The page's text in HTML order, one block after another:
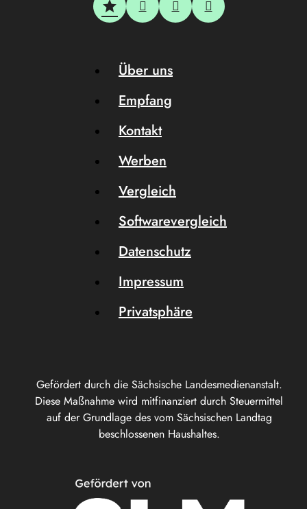
Gefördert durch die Sächsische Landesmedienanstalt.
Diese Maßnahme wird mitfinanziert durch Steuermittel
auf der Grundlage des vom Sächsischen Landtag
beschlossenen Haushaltes.
Über uns
Empfang
Kontakt
Werben
Vergleich
Softwarevergleich
Datenschutz
Impressum
Privatsphäre